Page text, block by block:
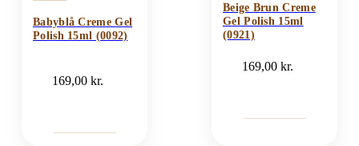
Babyblå Creme Gel
Polish 15ml (0092)
169,00kr.
Beige Brun Creme
Gel Polish 15ml
(0921)
169,00kr.